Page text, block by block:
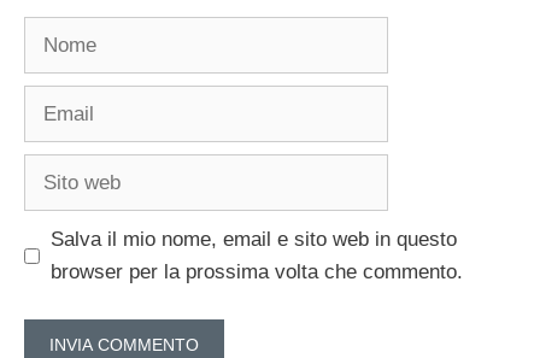
Nome
Email
Sito
Salva il mio nome, email e sito web in questo
browser per la prossima volta che commento.